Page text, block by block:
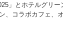
」とホテルグリ
コラボカフェ、